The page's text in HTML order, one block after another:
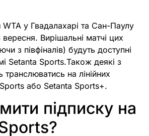
WTA у Гвадалахарі та Сан-Паулу
Вирішальні матчі цих
з півфіналів) будуть доступні
Setanta Sports.Також деякі з
транслюватись на лінійних
або Setanta Sports+.
підписку на